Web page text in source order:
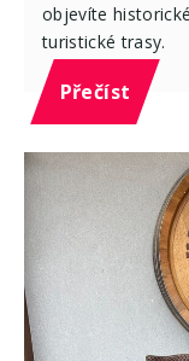
objevíte
turistické trasy.
Přečíst